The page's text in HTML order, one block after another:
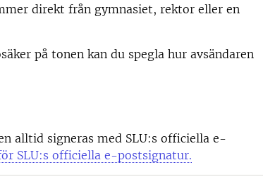
direkt från gymnasiet, rektor eller en
på tonen kan du spegla hur avsändaren
alltid signeras med SLU:s officiella e-
SLU:s officiella e-postsignatur.